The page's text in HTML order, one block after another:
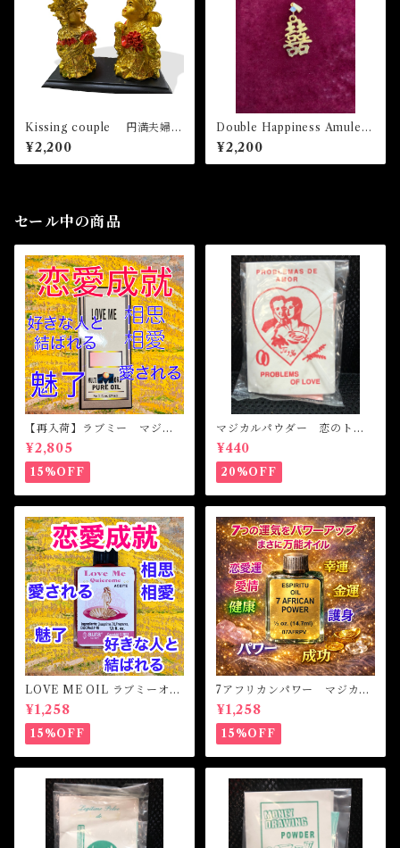
Kissing couple 円満夫婦
(ミニ)
¥2,200
Double Happiness Amulet -
喜びと幸せがやってくるアミ
ュレット-
¥2,200
セール中の商品
【再入荷】ラブミー マジカ
ルオイル・魔女オイル Love
Me Magical Oil
¥2,805
15%OFF
マジカルパウダー 恋のトラ
ブル Magical Powder PR
OBLEM OF LOVE
¥440
20%OFF
LOVE ME OIL ラブミーオイ
ル -相思相愛・愛される-
¥1,258
15%OFF
7アフリカンパワー マジカル
オイル・魔女オイル 7AFRI
CAN POWERS Magical Oil
¥1,258
15%OFF